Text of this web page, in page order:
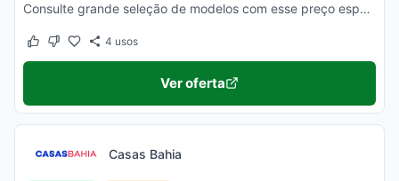
Consulte grande seleção de modelos com esse preço especial. Aproveite para comprar e economizar nas ofertas selecionadas!
Este cupom funcionou
Este cupom não funcionou
4 usos
Ver oferta
Casas Bahia